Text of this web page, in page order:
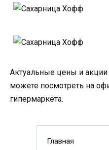
Актуальные цены и
можете посмотреть на
гипермаркета.
Главная